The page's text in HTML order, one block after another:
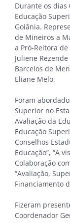
Durante os dias
Educação
Goiânia.
de Mineiros a
a Pró-Reitora
Juliene
Barcelos de
Eliane Melo.
Foram
Superior no
Avaliação da
Educação
Conselhos
Educação”, “A
Colaboração
“Avaliação,
Financiamento
Fizeram
Coordenador